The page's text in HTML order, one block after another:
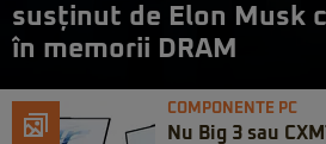
susținut de Elon Musk
în memorii DRAM
COMPONENTE PC
Nu Big 3 sau